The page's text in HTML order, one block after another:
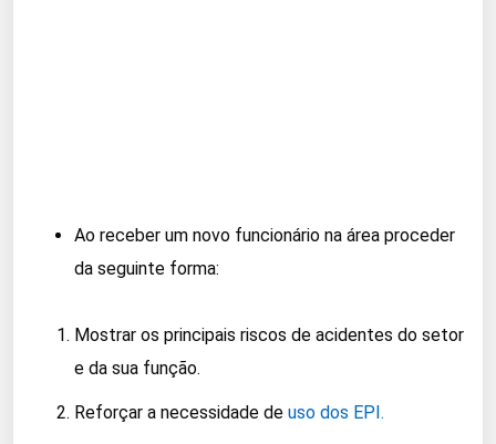
Ao receber um novo funcionário na área proceder
da seguinte forma:
Mostrar os principais riscos de acidentes do setor
e da sua função.
Reforçar a necessidade de uso dos EPI.